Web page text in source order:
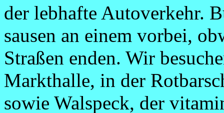
der lebhafte Autoverkehr.
sausen an einem vorbei,
Straßen enden. Wir
Markthalle, in der
sowie Walspeck, der